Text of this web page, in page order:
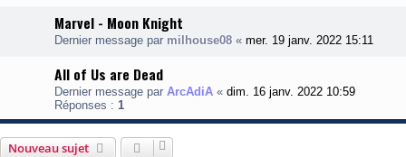
Marvel - Moon Knight
Dernier message par milhouse08 « mer. 19 janv. 2022 15:11
All of Us are Dead
Dernier message par ArcAdiA « dim. 16 janv. 2022 10:59
Réponses : 1
Nouveau sujet